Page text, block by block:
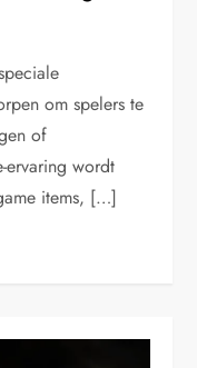
om spelers te
of
ervaring wordt
items, […]